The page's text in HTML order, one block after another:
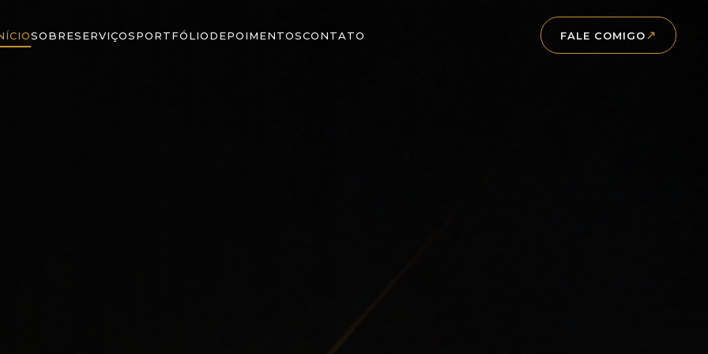
SOBRESERVIÇOSPORTFÓLIODEPOIMENTOSCONTATO FALE COMIGO↗